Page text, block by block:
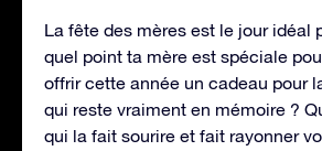
La fête des mères est le jour idéal
quel point ta mère est spéciale
offrir cette année un cadeau pour
qui reste vraiment en mémoire ?
qui la fait sourire et fait rayonner